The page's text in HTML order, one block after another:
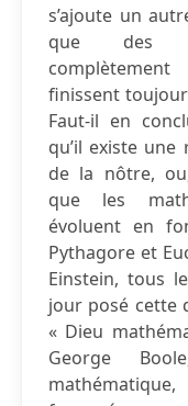
s’ajoute un
que des
finissent
Faut-il en
qu’il existe
de la nôtre,
que les
évoluent en
Pythagore et
Einstein, tous
jour posé cette
« Dieu
George